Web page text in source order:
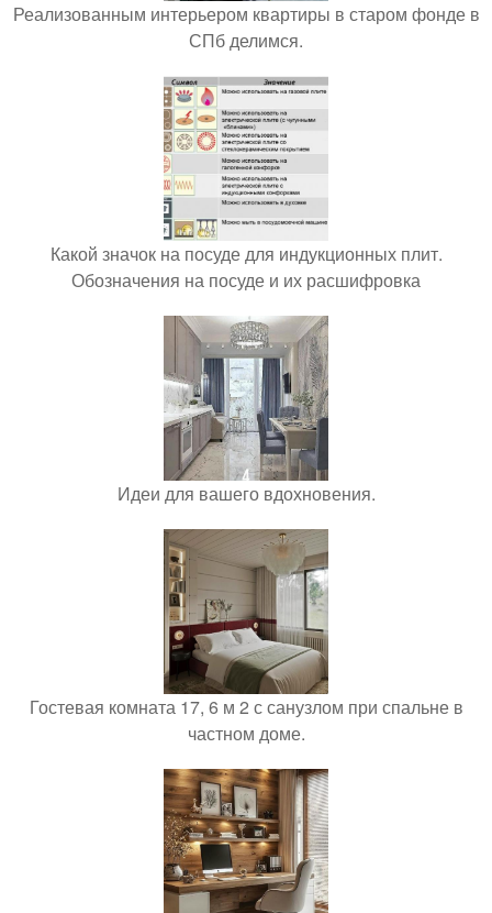
Реализованным интерьером квартиры в старом фонде в
СПб делимся.
Какой значок на посуде для индукционных плит.
Обозначения на посуде и их расшифровка
Идеи для вашего вдохновения.
Гостевая комната 17, 6 м 2 с санузлом при спальне в
частном доме.